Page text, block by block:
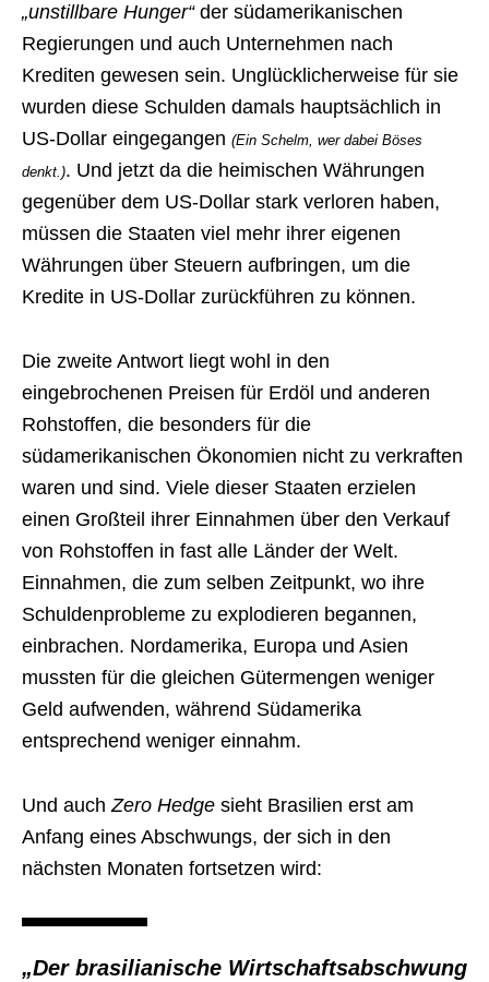
„unstillbare Hunger“der südamerikanischen
Regierungen und auch Unternehmen nach
Krediten gewesen sein. Unglücklicherweise für sie
wurden diese Schulden damals hauptsächlich in
US-Dollar eingegangen (Ein Schelm, wer dabei Böses
denkt.). Und jetzt da die heimischen Währungen
gegenüber dem US-Dollar stark verloren haben,
müssen die Staaten viel mehr ihrer eigenen
Währungen über Steuern aufbringen, um die
Kredite in US-Dollar zurückführen zu können.
Die zweite Antwort liegt wohl in den
eingebrochenen Preisen für Erdöl und anderen
Rohstoffen, die besonders für die
südamerikanischen Ökonomien nicht zu verkraften
waren und sind. Viele dieser Staaten erzielen
einen Großteil ihrer Einnahmen über den Verkauf
von Rohstoffen in fast alle Länder der Welt.
Einnahmen, die zum selben Zeitpunkt, wo ihre
Schuldenprobleme zu explodieren begannen,
einbrachen. Nordamerika, Europa und Asien
mussten für die gleichen Gütermengen weniger
Geld aufwenden, während Südamerika
entsprechend weniger einnahm.
Und auchZero Hedge sieht Brasilien erst am
Anfang eines Abschwungs, der sich in den
nächsten Monaten fortsetzen wird:
„Der brasilianische Wirtschaftsabschwung